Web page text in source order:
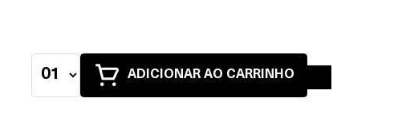
ADICIONAR AO CARRINHO